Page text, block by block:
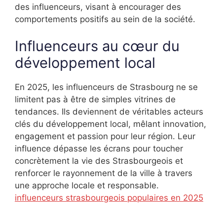
des influenceurs, visant à encourager des
comportements positifs au sein de la société.
Influenceurs au cœur du
développement local
En 2025, les influenceurs de Strasbourg ne se
limitent pas à être de simples vitrines de
tendances. Ils deviennent de véritables acteurs
clés du développement local, mêlant innovation,
engagement et passion pour leur région. Leur
influence dépasse les écrans pour toucher
concrètement la vie des Strasbourgeois et
renforcer le rayonnement de la ville à travers
une approche locale et responsable.
influenceurs strasbourgeois populaires en 2025